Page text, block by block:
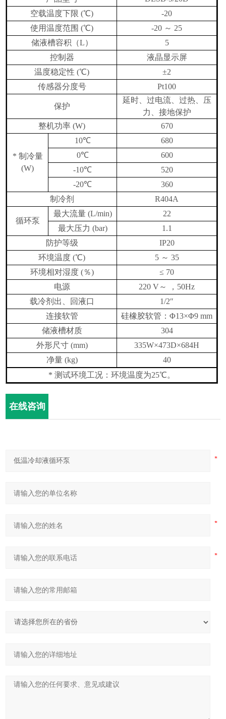
空载温度下限 (℃)
-20
使用温度范围 (℃) -20 ～ 25
储液槽容积 （L）
5
控制器
液晶显示屏
温度稳定性 (℃)
±2
传感器分度号
Pt100
保护
延时、过电流、过热、压
力、接地保护
整机功率 (W) 670
* 制冷量
(W)
10℃
680
0℃
600
-10℃
520
-20℃
360
制冷剂
R404A
循环泵
最大流量(L/min)
22
最大压力 (bar)
1.1
防护等级
IP20
环境温度 (℃) 5 ～ 35
环境相对湿度(％)
≤ 70
电源
220 V～ ， 50Hz
载冷剂出、回液口
1/2″
连接软管
硅橡胶软管：Φ13×Φ9 mm
储液槽材质
304
外形尺寸(mm)
335W×473D×684H
净量(kg)
40
*测试环境工况：环境温度为25℃。
在线咨询